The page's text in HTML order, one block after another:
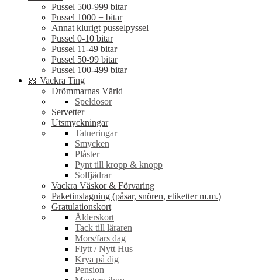
Pussel 500-999 bitar
Pussel 1000 + bitar
Annat klurigt pusselpyssel
Pussel 0-10 bitar
Pussel 11-49 bitar
Pussel 50-99 bitar
Pussel 100-499 bitar
🎀 Vackra Ting
Drömmarnas Värld
Speldosor
Servetter
Utsmyckningar
Tatueringar
Smycken
Plåster
Pynt till kropp & knopp
Solfjädrar
Vackra Väskor & Förvaring
Paketinslagning (påsar, snören, etiketter m.m.)
Gratulationskort
Ålderskort
Tack till läraren
Mors/fars dag
Flytt / Nytt Hus
Krya på dig
Pension